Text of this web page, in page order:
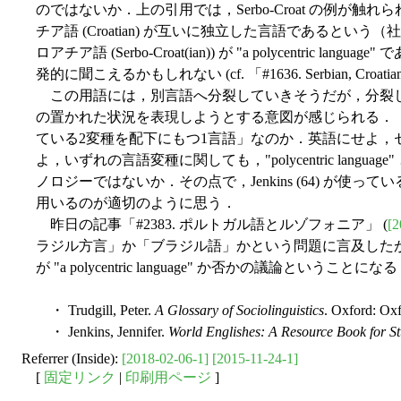
のではないか．上の引用では，Serbo-Croat の例が触れ
チア語 (Croatian) が互いに独立した言語であるという（
ロアチア語 (Serbo-Croat(ian)) が "a polycentric language"
発的に聞こえるかもしれない (cf. 「#1636. Serbian,
この用語には，別言語へ分裂していきそうだが，分裂
の置かれた状況を表現しようとする意図が感じられる
ている2変種を配下にもつ1言語」なのか．英語にせよ
よ，いずれの言語変種に関しても，"polycentric
ノロジーではないか．その点で，Jenkins (64) が使って
用いるのが適切のように思う．
昨日の記事「#2383. ポルトガル語とルゾフォニア」 (
ラジル方言」か「ブラジル語」かという問題に言及し
が "a polycentric language" か否かの議論ということになる
・ Trudgill, Peter. A Glossary of Sociolinguistics. Oxford:
・ Jenkins, Jennifer. World Englishes: A Resource Book for
Referrer (Inside): [2018-02-06-1] [2015-11-24-1]
[ 固定リンク | 印刷用ページ ]